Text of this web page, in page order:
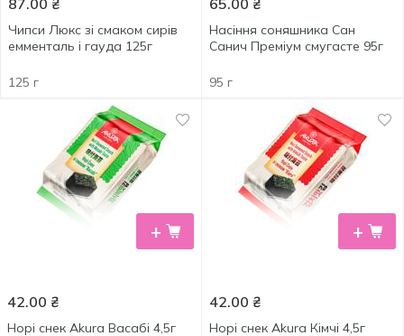
87.00 ₴
Чипси Люкс зі смаком сирів
емменталь і гауда 125г
125 г
65.00 ₴
Насіння соняшника Сан
Санич Преміум смугасте 95г
95 г
+
42.00 ₴
Норі снек Akura Васабі 4,5г
+
42.00 ₴
Норі снек Akura Кімчі 4,5г